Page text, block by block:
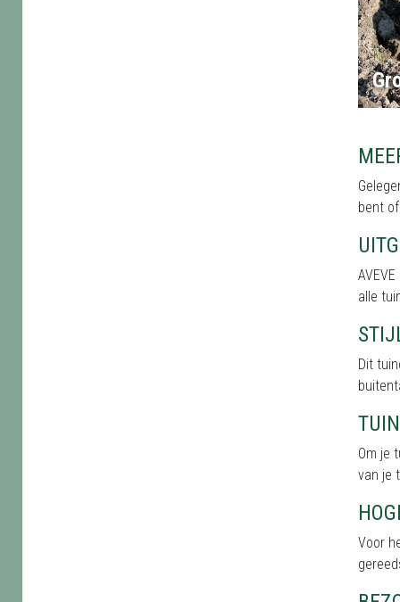
bent
alle
Dit
Om je
van je
Voor